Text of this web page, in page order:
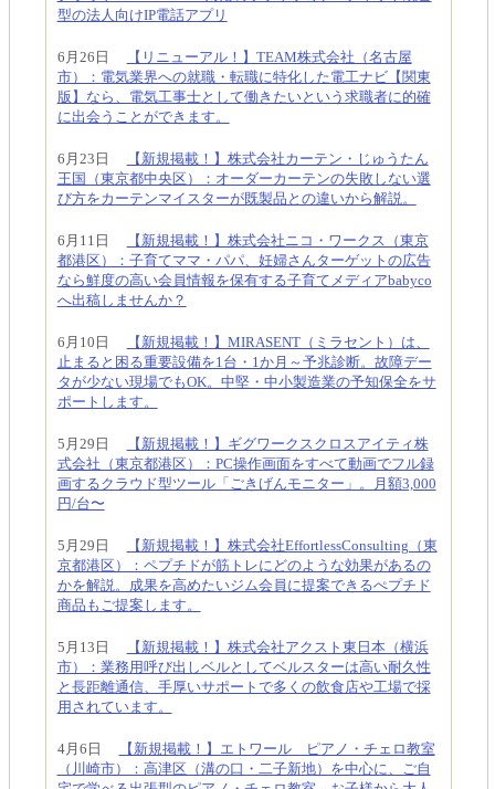
型の法人向けIP電話アプリ
6月26日
【リニューアル！】TEAM株式会社（名古屋
市）：電気業界への就職・転職に特化した電工ナビ【関東
版】なら、電気工事士として働きたいという求職者に的確
に出会うことができます。
6月23日
【新規掲載！】株式会社カーテン・じゅうたん
王国（東京都中央区）：オーダーカーテンの失敗しない選
び方をカーテンマイスターが既製品との違いから解説。
6月11日
【新規掲載！】株式会社ニコ・ワークス（東京
都港区）：子育てママ・パパ、妊婦さんターゲットの広告
なら鮮度の高い会員情報を保有する子育てメディアbabyco
へ出稿しませんか？
6月10日
【新規掲載！】MIRASENT（ミラセント）は、
止まると困る重要設備を1台・1か月～予兆診断。故障デー
タが少ない現場でもOK。中堅・中小製造業の予知保全をサ
ポートします。
5月29日
【新規掲載！】ギグワークスクロスアイティ株
式会社（東京都港区）：PC操作画面をすべて動画でフル録
画するクラウド型ツール「ごきげんモニター」。月額3,000
円/台〜
5月29日
【新規掲載！】株式会社EffortlessConsulting（東
京都港区）：ペプチドが筋トレにどのような効果があるの
かを解説。成果を高めたいジム会員に提案できるぺプチド
商品もご提案します。
5月13日
【新規掲載！】株式会社アクスト東日本（横浜
市）：業務用呼び出しベルとしてベルスターは高い耐久性
と長距離通信、手厚いサポートで多くの飲食店や工場で採
用されています。
4月6日
【新規掲載！】エトワール ピアノ・チェロ教室
（川崎市）：高津区（溝の口・二子新地）を中心に、ご自